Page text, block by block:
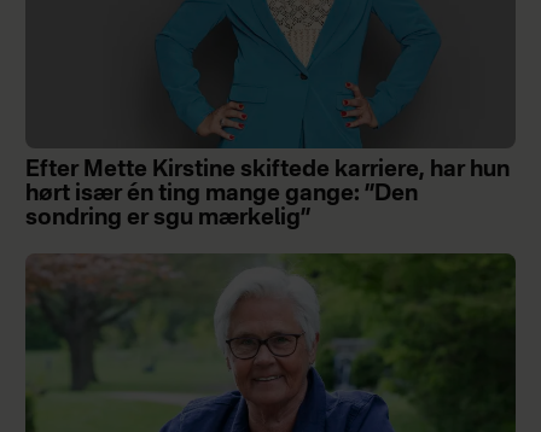
Efter Mette Kirstine skiftede karriere, har hun
hørt især én ting mange gange: ”Den
sondring er sgu mærkelig”